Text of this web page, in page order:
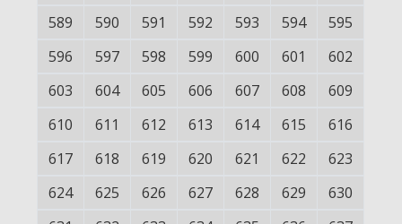
589
590 591 592 593 594
595
596
597 598 599 600 601
602
603
604 605 606 607 608
609
610
611 612 613 614 615
616
617
618 619 620 621 622
623
624
625 626 627 628 629
630